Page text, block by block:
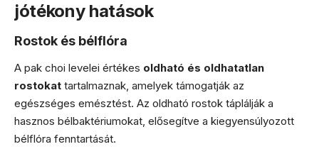
jótékony hatások
Rostok és bélflóra
A pak choi levelei értékes oldható és oldhatatlan
rostokat tartalmaznak, amelyek támogatják az
egészséges emésztést. Az oldható rostok táplálják a
hasznos bélbaktériumokat, elősegítve a kiegyensúlyozott
bélflóra fenntartását.